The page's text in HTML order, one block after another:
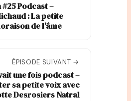
Podcast –
: La petite
de l’âme
ÉPISODE SUIVANT →
une fois podcast –
sa petite voix avec
Desrosiers Natral